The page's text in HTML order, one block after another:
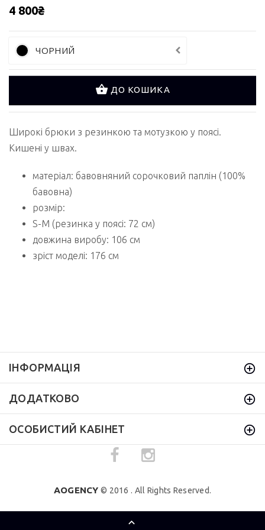
4 800₴
ЧОРНИЙ
ДО КОШИКА
Широкі брюки з резинкою та мотузкою у поясі.
Кишені у швах.
матеріал: бавовняний сорочковий паплін (100%
бавовна)
розмір:
S-M (резинка у поясі: 72 см)
довжина виробу: 106 см
зріст моделі: 176 см
ІНФОРМАЦІЯ
ДОДАТКОВО
ОСОБИСТИЙ КАБІНЕТ
AOGENCY © 2016 . All Rights Reserved.